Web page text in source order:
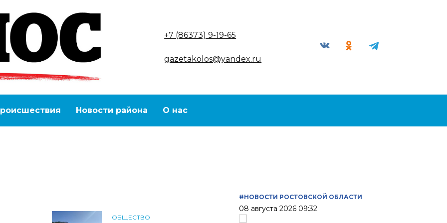
+7 (86373) 9-19-65
gazetakolos@yandex.ru
Новости района О нас
ОБЩЕСТВО
#НОВОСТИ РОСТОВСКОЙ ОБЛАСТИ
08 августа 2026 09:32